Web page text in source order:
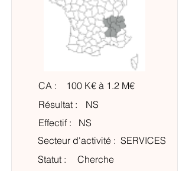
CA :
100 K€ à 1.2 M€
Résultat :
NS
Effectif :
NS
Secteur d'activité : SERVICES
Statut :
Cherche